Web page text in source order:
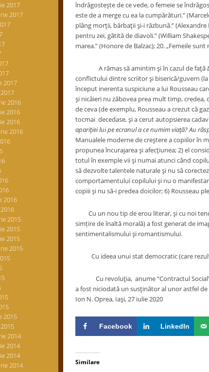
2017
2017
2017
2016
2016
2016
2016
2016
2015
2015
2015
2015
2015
2014
2014
2014
2014
îndrăgosteşte de ce vede, o femeie se
este de a merge cu ea la cumpărături.”
plâng morţii, bărbaţii şi-i răzbună.” (Alexandre
pentru zei, gătită de diavoli.” (William
marea.” (Honore de Balzac); 20. „Femeile
A rămas să amintim şi în cazul de faţă
conflictului dintre scriitor şi biserică/guvern
început inerenta suspiciune a lui Rousseau
şi nicăieri nu zăbovea prea mult timp,
de ceva (de exemplu, Rousseau a crezut că
tocmai decedase, şi a cerut
apariţiei lui pe ecranul a ce numim viaţă?Au
Manualele moderne de creştere a copiilor în
propunea încurajarea şi afecţiunea; 2) el
totul în exemple vii şi numai atunci când
să dezvolte talentele naturale şi nu să
comportamentului copilului şi nu o
copiii şi nu să-i predea doicilor; 6) Rousseau
Cu un nou tip de erou literar, şi cu noi
simțire de înaltă morală) a fost generat de
sentimentalismului şi romantismului.
Cu ideea unui stat democratic (care
Cu revoluţia, anume “Contractul Social” îi
a fost niciodată un susţinător al unor astfel de
Ion N. Oprea, Iaşi, 27 iulie 2020
Facebook LinkedIn
Similare